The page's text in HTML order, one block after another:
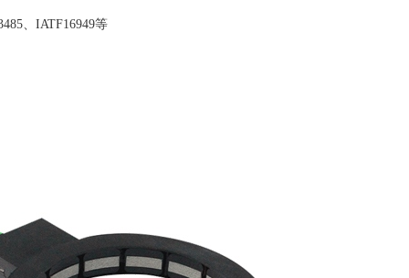
、IATF16949等